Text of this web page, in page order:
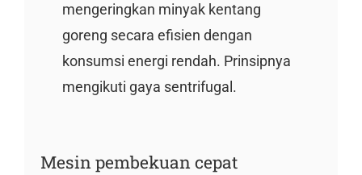
mengeringkan minyak kentang
goreng secara efisien dengan
konsumsi energi rendah. Prinsipnya
mengikuti gaya sentrifugal.
Mesin pembekuan cepat